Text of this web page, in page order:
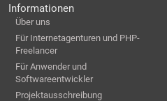
Informationen
Über uns
Für Internetagenturen und PHP-
Freelancer
Für Anwender und
Softwareentwickler
Projektausschreibung